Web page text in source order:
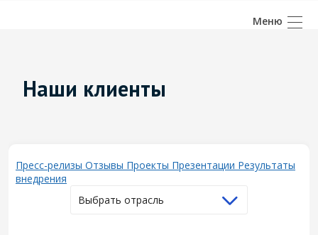
Наши клиенты
Пресс-релизы Отзывы Проекты Презентации Результаты
внедрения
Выбрать отрасль